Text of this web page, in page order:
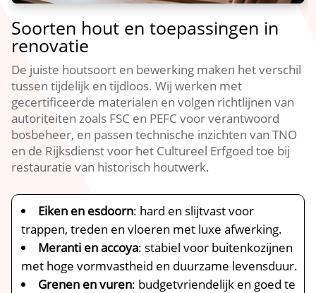
Soorten hout en toepassingen in
renovatie
De juiste houtsoort en bewerking maken het verschil
tussen tijdelijk en tijdloos.​ Wij werken met
gecertificeerde materialen en volgen richtlijnen van
autoriteiten zoals FSC en PEFC voor verantwoord
bosbeheer, en passen technische inzichten van TNO
en de Rijksdienst voor het Cultureel Erfgoed toe bij
restauratie van historisch houtwerk.​
Eiken en esdoorn: hard en slijtvast voor
trappen, treden en vloeren met luxe afwerking.​
Meranti en accoya: stabiel voor buitenkozijnen
met hoge vormvastheid en duurzame levensduur.​
Grenen en vuren: budgetvriendelijk en goed te